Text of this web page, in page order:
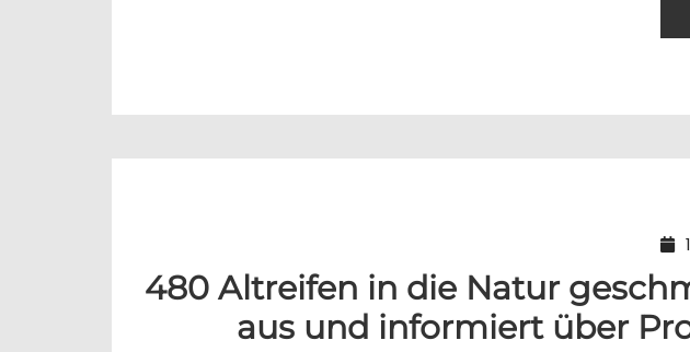
480 Altreifen in die Natur
aus und informiert über